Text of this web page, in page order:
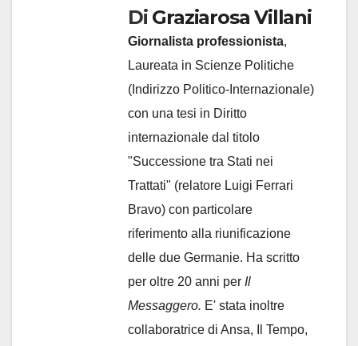
Di Graziarosa Villani
Giornalista professionista,
Laureata in Scienze Politiche
(Indirizzo Politico-Internazionale)
con una tesi in Diritto
internazionale dal titolo
"Successione tra Stati nei
Trattati" (relatore Luigi Ferrari
Bravo) con particolare
riferimento alla riunificazione
delle due Germanie. Ha scritto
per oltre 20 anni per Il
Messaggero. E' stata inoltre
collaboratrice di Ansa, Il Tempo,